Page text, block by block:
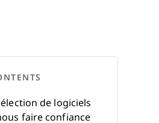
de logiciels
faire confiance